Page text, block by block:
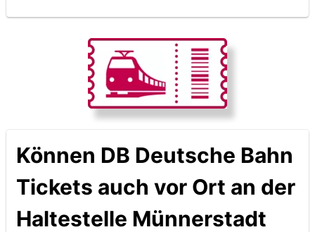
Können DB Deutsche Bahn
Tickets auch vor Ort an der
Haltestelle Münnerstadt